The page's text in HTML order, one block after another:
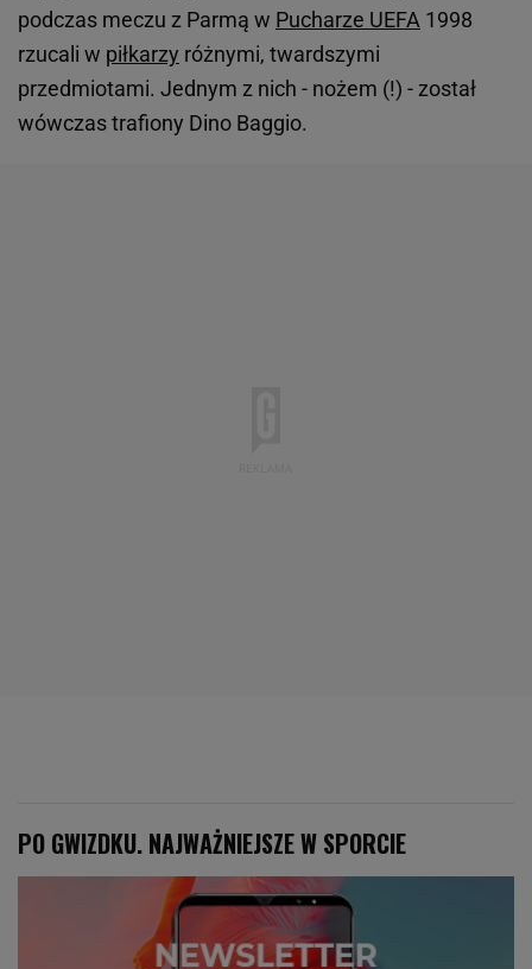
podczas meczu z Parmą w Pucharze UEFA 1998
rzucali w piłkarzy różnymi, twardszymi
przedmiotami. Jednym z nich - nożem (!) - został
wówczas trafiony Dino Baggio.